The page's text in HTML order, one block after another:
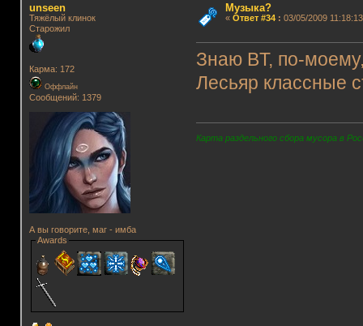
unseen
Тяжёлый клинок
Старожил
Карма: 172
Оффлайн
Сообщений: 1379
А вы говорите, маг - имба
Awards
Музыка?
« Ответ #34: 03/05/2009
Знаю BT, по-
Лесьяр классные
Карта раздельного сбора мусора в